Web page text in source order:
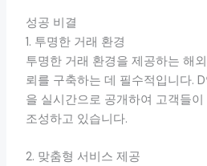
성공 비결
1. 투명한 거래 환경
투명한 거래 환경을 제공하는 해
뢰를 구축하는 데 필수적입니다.
을 실시간으로 공개하여 고객들
조성하고 있습니다.
2. 맞춤형 서비스 제공